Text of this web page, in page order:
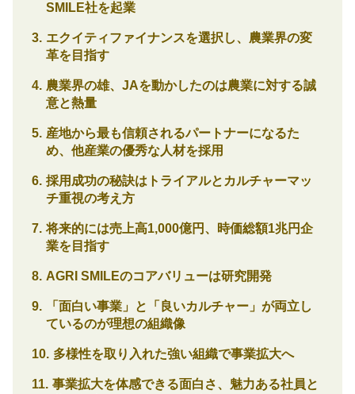
SMILE社を起業
エクイティファイナンスを選択し、農業界の変
革を目指す
農業界の雄、JAを動かしたのは農業に対する誠
意と熱量
産地から最も信頼されるパートナーになるた
め、他産業の優秀な人材を採用
採用成功の秘訣はトライアルとカルチャーマッ
チ重視の考え方
将来的には売上高1,000億円、時価総額1兆円企
業を目指す
AGRI SMILEのコアバリューは研究開発
「面白い事業」と「良いカルチャー」が両立し
ているのが理想の組織像
多様性を取り入れた強い組織で事業拡大へ
事業拡大を体感できる面白さ、魅力ある社員と